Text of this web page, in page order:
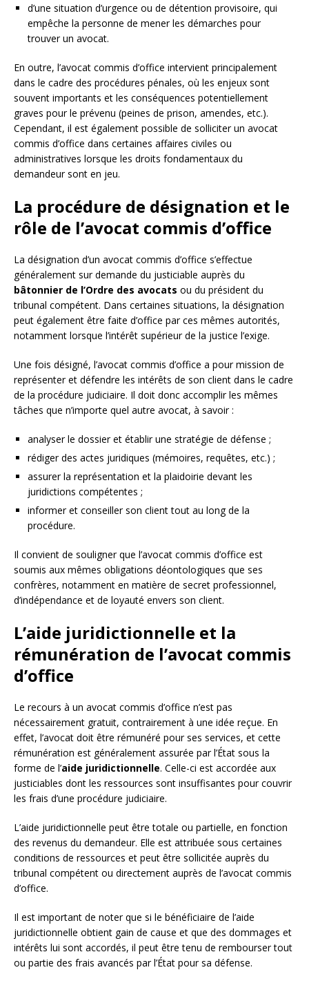
d’une situation d’urgence ou de détention provisoire, qui
empêche la personne de mener les démarches pour
trouver un avocat.
En outre, l’avocat commis d’office intervient principalement
dans le cadre des procédures pénales, où les enjeux sont
souvent importants et les conséquences potentiellement
graves pour le prévenu (peines de prison, amendes, etc.).
Cependant, il est également possible de solliciter un avocat
commis d’office dans certaines affaires civiles ou
administratives lorsque les droits fondamentaux du
demandeur sont en jeu.
La procédure de désignation et le
rôle de l’avocat commis d’office
La désignation d’un avocat commis d’office s’effectue
généralement sur demande du justiciable auprès du
bâtonnier de l’Ordre des avocats ou du président du
tribunal compétent. Dans certaines situations, la désignation
peut également être faite d’office par ces mêmes autorités,
notamment lorsque l’intérêt supérieur de la justice l’exige.
Une fois désigné, l’avocat commis d’office a pour mission de
représenter et défendre les intérêts de son client dans le cadre
de la procédure judiciaire. Il doit donc accomplir les mêmes
tâches que n’importe quel autre avocat, à savoir :
analyser le dossier et établir une stratégie de défense ;
rédiger des actes juridiques (mémoires, requêtes, etc.) ;
assurer la représentation et la plaidoirie devant les
juridictions compétentes ;
informer et conseiller son client tout au long de la
procédure.
Il convient de souligner que l’avocat commis d’office est
soumis aux mêmes obligations déontologiques que ses
confrères, notamment en matière de secret professionnel,
d’indépendance et de loyauté envers son client.
L’aide juridictionnelle et la
rémunération de l’avocat commis
d’office
Le recours à un avocat commis d’office n’est pas
nécessairement gratuit, contrairement à une idée reçue. En
effet, l’avocat doit être rémunéré pour ses services, et cette
rémunération est généralement assurée par l’État sous la
forme de l’aide juridictionnelle. Celle-ci est accordée aux
justiciables dont les ressources sont insuffisantes pour couvrir
les frais d’une procédure judiciaire.
L’aide juridictionnelle peut être totale ou partielle, en fonction
des revenus du demandeur. Elle est attribuée sous certaines
conditions de ressources et peut être sollicitée auprès du
tribunal compétent ou directement auprès de l’avocat commis
d’office.
Il est important de noter que si le bénéficiaire de l’aide
juridictionnelle obtient gain de cause et que des dommages et
intérêts lui sont accordés, il peut être tenu de rembourser tout
ou partie des frais avancés par l’État pour sa défense.